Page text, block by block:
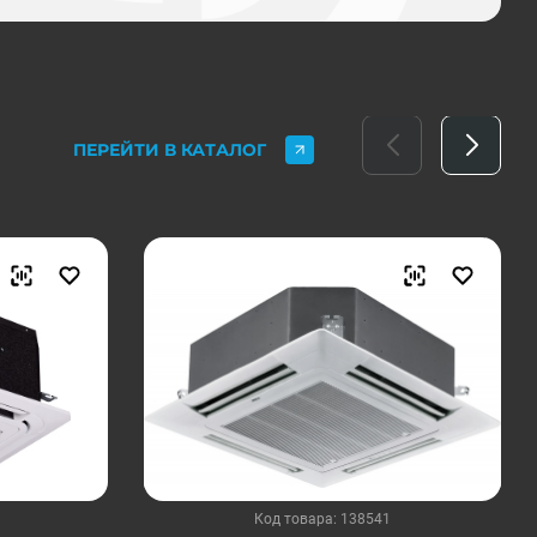
ПЕРЕЙТИ В КАТАЛОГ
Код товара: 138541